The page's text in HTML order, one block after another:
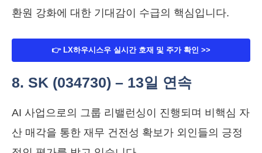
환원 강화에 대한 기대감이 수급의 핵심입니다.
👉 LX하우시스우 실시간 호재 및 주가 확인 >>
8. SK (034730) – 13일 연속
AI 사업으로의 그룹 리밸런싱이 진행되며 비핵심 자
산 매각을 통한 재무 건전성 확보가 외인들의 긍정